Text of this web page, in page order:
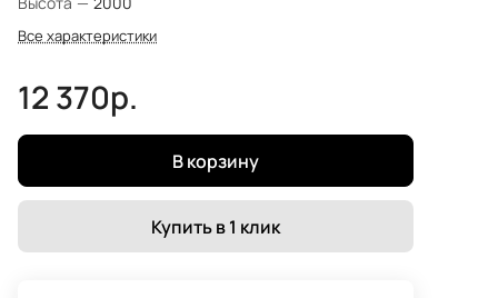
Все характеристики
12 370р.
В корзину
Купить в 1 клик